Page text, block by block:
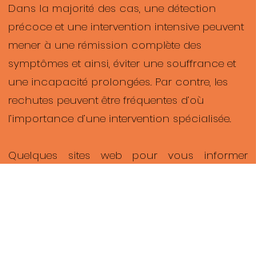
Dans la majorité des cas, une détection
précoce et une intervention intensive peuvent
mener à une rémission complète des
symptômes et ainsi, éviter une souffrance et
une incapacité prolongées. Par contre, les
rechutes peuvent être fréquentes d’où
l’importance d’une intervention spécialisée.
​Quelques sites web pour vous informer